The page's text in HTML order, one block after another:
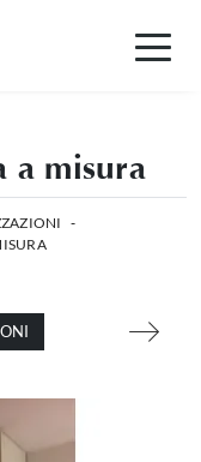
a misura
-